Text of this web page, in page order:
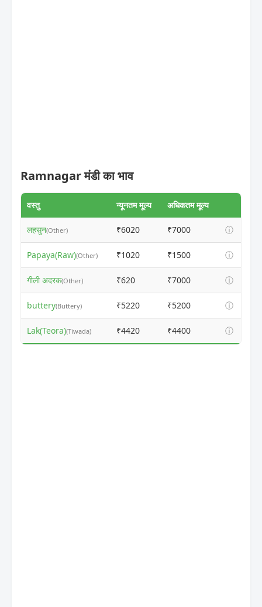
Ramnagar मंडी का भाव
वस्तु न्यूनतम मूल्य अधिकतम मूल्य
लहसुन(Other) ₹6020 ₹7000 ⓘ
Papaya(Raw)(Other) ₹1020 ₹1500 ⓘ
गीली अदरक(Other) ₹620 ₹7000 ⓘ
buttery(Buttery) ₹5220 ₹5200 ⓘ
Lak(Teora)(Tiwada) ₹4420 ₹4400 ⓘ